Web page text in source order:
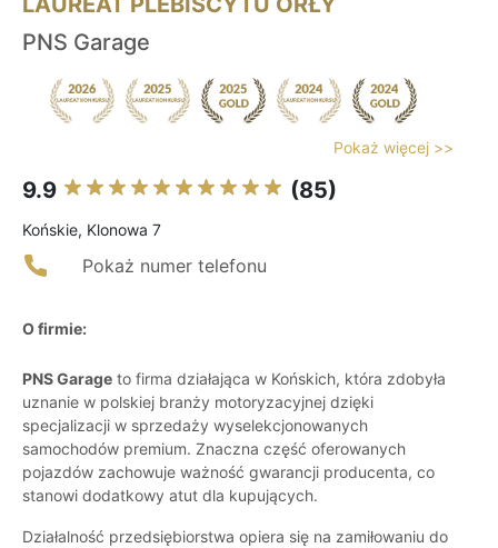
PNS Garage
Pokaż więcej >>
9.9 (85)
Końskie, Klonowa 7
Pokaż numer telefonu
O firmie:
PNS Garage to firma działająca w Końskich, która zdobyła
uznanie w polskiej branży motoryzacyjnej dzięki
specjalizacji w sprzedaży wyselekcjonowanych
samochodów premium. Znaczna część oferowanych
pojazdów zachowuje ważność gwarancji producenta, co
stanowi dodatkowy atut dla kupujących.
Działalność przedsiębiorstwa opiera się na zamiłowaniu do